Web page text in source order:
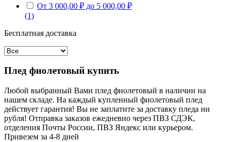
От 3 000,00 ₽ до 5 000,00 ₽
(1)
Бесплатная доставка
Плед фиолетовый купить
Любой выбранный Вами плед фиолетовый в наличии на
нашем складе. На каждый купленный фиолетовый плед
действует гарантия! Вы не заплатите за доставку пледа ни
рубля! Отправка заказов ежедневно через ПВЗ СДЭК,
отделения Почты России, ПВЗ Яндекс или курьером.
Привезем за 4-8 дней